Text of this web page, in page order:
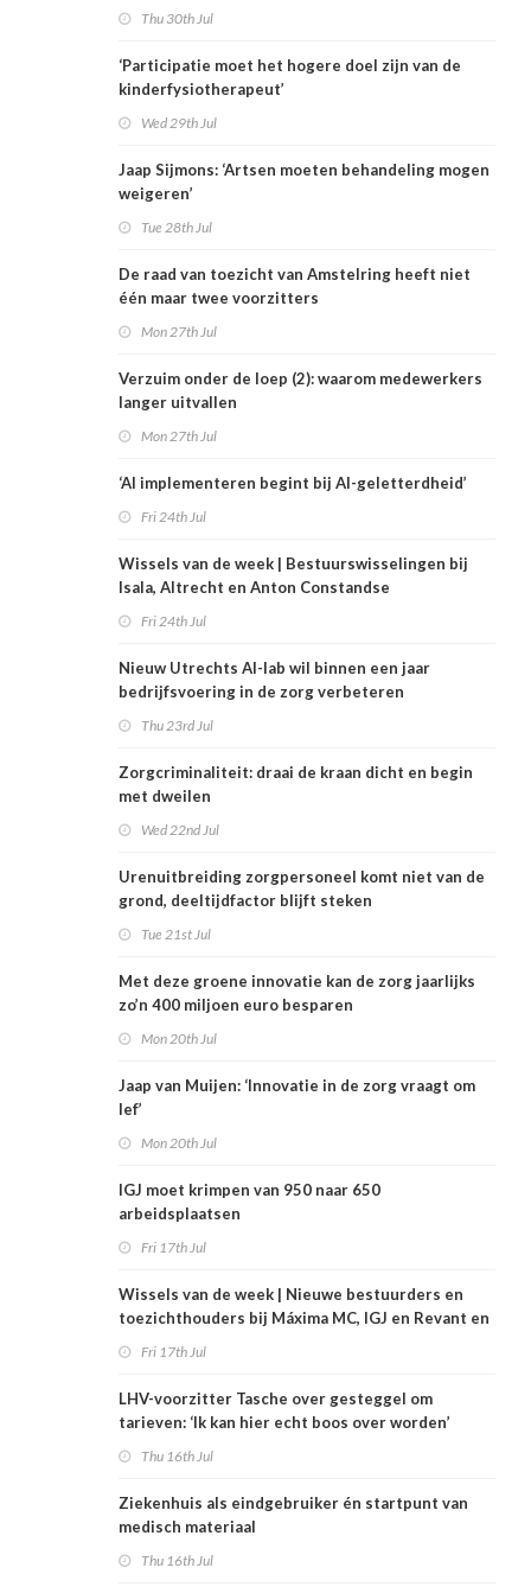
Thu 30th Jul
‘Participatie moet het hogere doel zijn van de
kinderfysiotherapeut’
Wed 29th Jul
Jaap Sijmons: ‘Artsen moeten behandeling mogen
weigeren’
Tue 28th Jul
De raad van toezicht van Amstelring heeft niet
één maar twee voorzitters
Mon 27th Jul
Verzuim onder de loep (2): waarom medewerkers
langer uitvallen
Mon 27th Jul
‘AI implementeren begint bij AI-geletterdheid’
Fri 24th Jul
Wissels van de week | Bestuurswisselingen bij
Isala, Altrecht en Anton Constandse
Fri 24th Jul
Nieuw Utrechts AI-lab wil binnen een jaar
bedrijfsvoering in de zorg verbeteren
Thu 23rd Jul
Zorgcriminaliteit: draai de kraan dicht en begin
met dweilen
Wed 22nd Jul
Urenuitbreiding zorgpersoneel komt niet van de
grond, deeltijdfactor blijft steken
Tue 21st Jul
Met deze groene innovatie kan de zorg jaarlijks
zo’n 400 miljoen euro besparen
Mon 20th Jul
Jaap van Muijen: ‘Innovatie in de zorg vraagt om
lef’
Mon 20th Jul
IGJ moet krimpen van 950 naar 650
arbeidsplaatsen
Fri 17th Jul
Wissels van de week | Nieuwe bestuurders en
toezichthouders bij Máxima MC, IGJ en Revant en
Fri 17th Jul
LHV-voorzitter Tasche over gesteggel om
tarieven: ‘Ik kan hier echt boos over worden’
Thu 16th Jul
Ziekenhuis als eindgebruiker én startpunt van
medisch materiaal
Thu 16th Jul